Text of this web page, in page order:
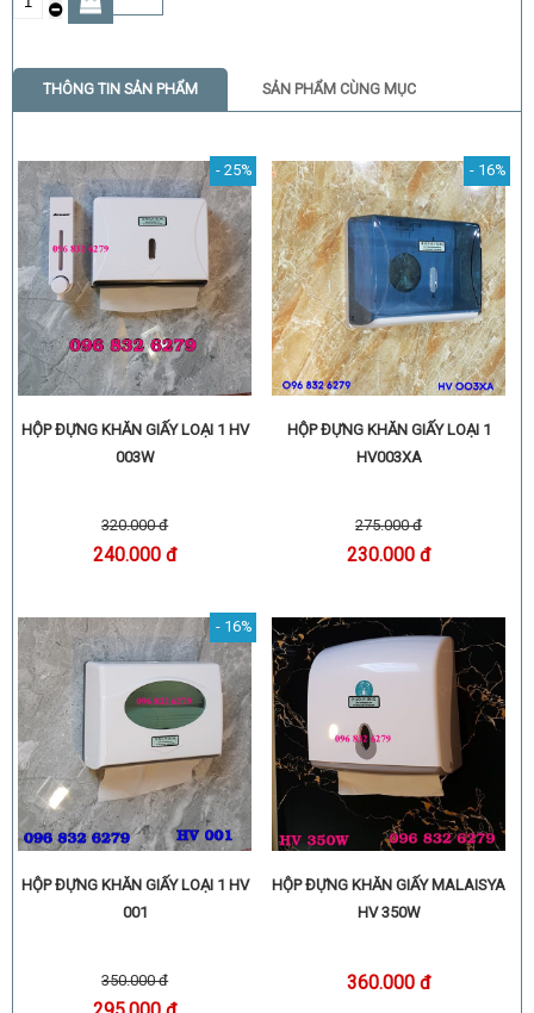
THÔNG TIN SẢN PHẨM SẢN PHẨM CÙNG MỤC
- 25%
HỘP ĐỰNG KHĂN GIẤY LOẠI 1 HV
003W
320.000 đ
240.000 đ
- 16%
HỘP ĐỰNG KHĂN GIẤY LOẠI 1
HV003XA
275.000 đ
230.000 đ
- 16%
HỘP ĐỰNG KHĂN GIẤY LOẠI 1 HV
001
350.000 đ
HỘP ĐỰNG KHĂN GIẤY MALAISYA
HV 350W
360.000 đ